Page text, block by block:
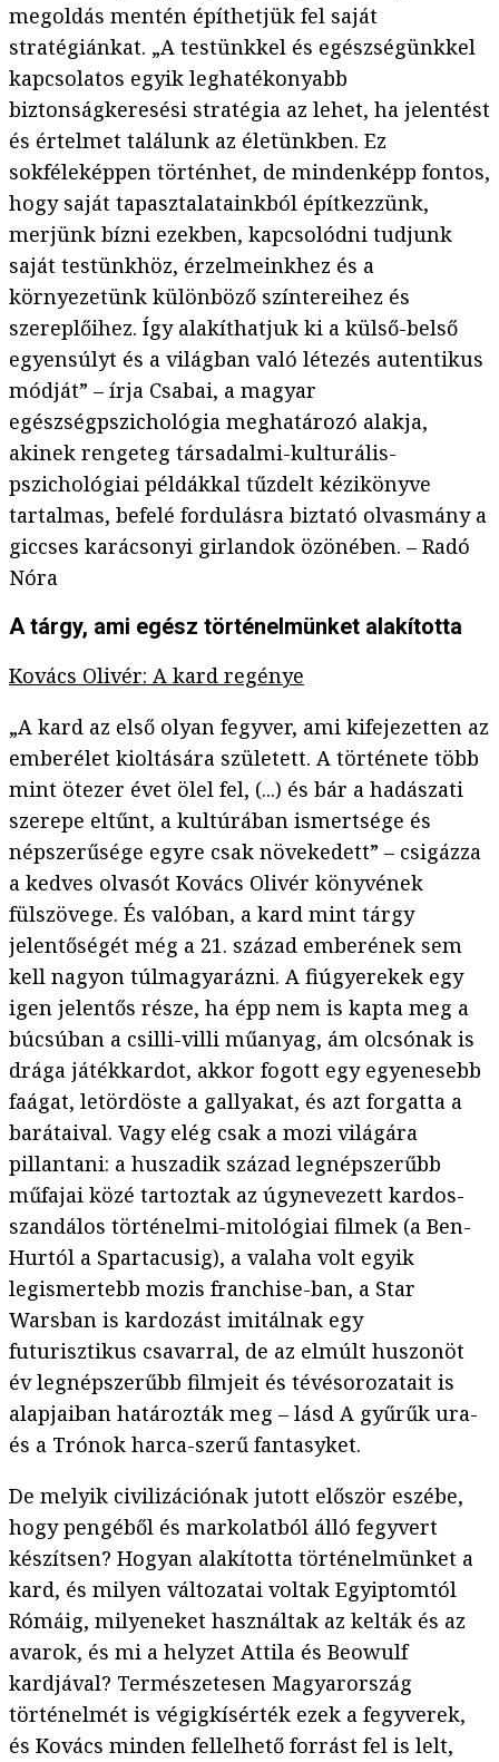
megoldás mentén építhetjük fel saját
stratégiánkat. „A testünkkel és egészségünkkel
kapcsolatos egyik leghatékonyabb
biztonságkeresési stratégia az lehet, ha jelentést
és értelmet találunk az életünkben. Ez
sokféleképpen történhet, de mindenképp fontos,
hogy saját tapasztalatainkból építkezzünk,
merjünk bízni ezekben, kapcsolódni tudjunk
saját testünkhöz, érzelmeinkhez és a
környezetünk különböző színtereihez és
szereplőihez. Így alakíthatjuk ki a külső-belső
egyensúlyt és a világban való létezés autentikus
módját” – írja Csabai, a magyar
egészségpszichológia meghatározó alakja,
akinek rengeteg társadalmi-kulturális-
pszichológiai példákkal tűzdelt kézikönyve
tartalmas, befelé fordulásra biztató olvasmány a
giccses karácsonyi girlandok özönében. – Radó
Nóra
A tárgy, ami egész történelmünket alakította
Kovács Olivér: A kard regénye
„A kard az első olyan fegyver, ami kifejezetten az
emberélet kioltására született. A története több
mint ötezer évet ölel fel, (...) és bár a hadászati
szerepe eltűnt, a kultúrában ismertsége és
népszerűsége egyre csak növekedett” – csigázza
a kedves olvasót Kovács Olivér könyvének
fülszövege. És valóban, a kard mint tárgy
jelentőségét még a 21. század emberének sem
kell nagyon túlmagyarázni. A fiúgyerekek egy
igen jelentős része, ha épp nem is kapta meg a
búcsúban a csilli-villi műanyag, ám olcsónak is
drága játékkardot, akkor fogott egy egyenesebb
faágat, letördöste a gallyakat, és azt forgatta a
barátaival. Vagy elég csak a mozi világára
pillantani: a huszadik század legnépszerűbb
műfajai közé tartoztak az úgynevezett kardos-
szandálos történelmi-mitológiai filmek (a Ben-
Hurtól a Spartacusig), a valaha volt egyik
legismertebb mozis franchise-ban, a Star
Warsban is kardozást imitálnak egy
futurisztikus csavarral, de az elmúlt huszonöt
év legnépszerűbb filmjeit és tévésorozatait is
alapjaiban határozták meg – lásd A gyűrűk ura-
és a Trónok harca-szerű fantasyket.
De melyik civilizációnak jutott először eszébe,
hogy pengéből és markolatból álló fegyvert
készítsen? Hogyan alakította történelmünket a
kard, és milyen változatai voltak Egyiptomtól
Rómáig, milyeneket használtak az kelták és az
avarok, és mi a helyzet Attila és Beowulf
kardjával? Természetesen Magyarország
történelmét is végigkísérték ezek a fegyverek,
és Kovács minden fellelhető forrást fel is lelt,